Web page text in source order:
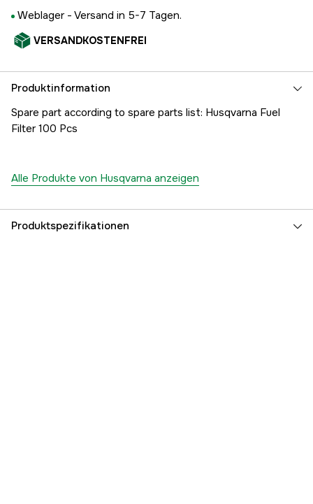
Weblager - Versand in 5-7 Tagen.
VERSANDKOSTENFREI
Produktinformation
Spare part according to spare parts list: Husqvarna Fuel
Filter 100 Pcs
Alle Produkte von Husqvarna anzeigen
Produktspezifikationen